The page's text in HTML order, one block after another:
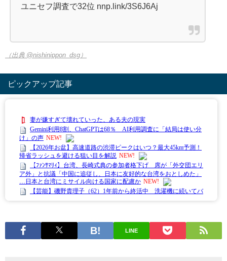
ユニセフ調査で32位 nnp.link/3S6J6Aj
（出典 @nishinippon_dsg）
ピックアップ記事
LINE